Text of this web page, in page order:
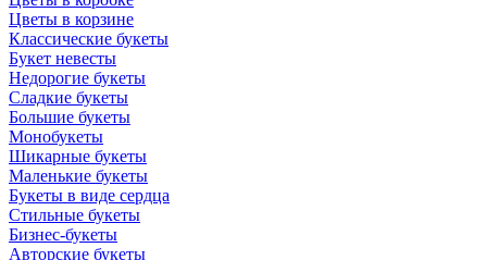
Цветы в корзине
Классические букеты
Букет невесты
Недорогие букеты
Сладкие букеты
Большие букеты
Монобукеты
Шикарные букеты
Маленькие букеты
Букеты в виде сердца
Стильные букеты
Бизнес-букеты
Авторские букеты